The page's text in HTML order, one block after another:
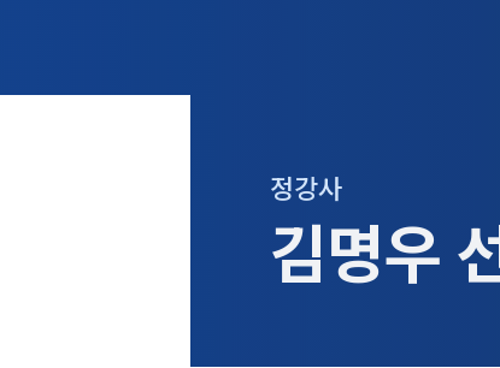
정강사
김명우